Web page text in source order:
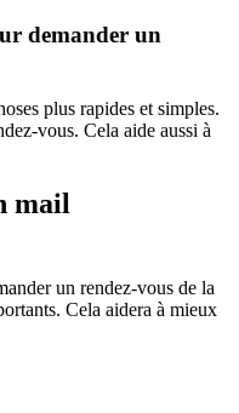
demander un
plus rapides et simples.
vous. Cela aide aussi à
mail
un rendez-vous de la
Cela aidera à mieux